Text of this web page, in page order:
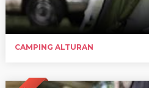
CAMPING ALTURAN